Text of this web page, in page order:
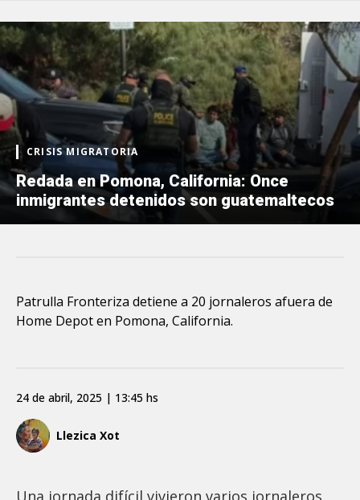
CRISIS MIGRATORIA
Redada en Pomona, California: Once
inmigrantes detenidos son guatemaltecos
Patrulla Fronteriza detiene a 20 jornaleros afuera de
Home Depot en Pomona, California.
Llezica Xot
24 de abril, 2025 | 13:45 hs
Una jornada difícil vivieron varios jornaleros